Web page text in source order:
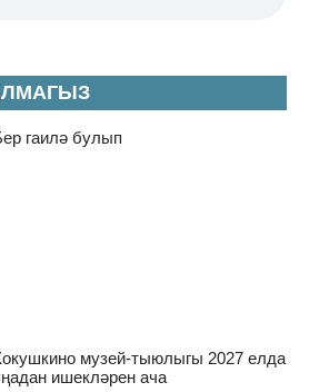
гаилә булып
музей-тыюлыгы 2027 елда
ишекләрен ача